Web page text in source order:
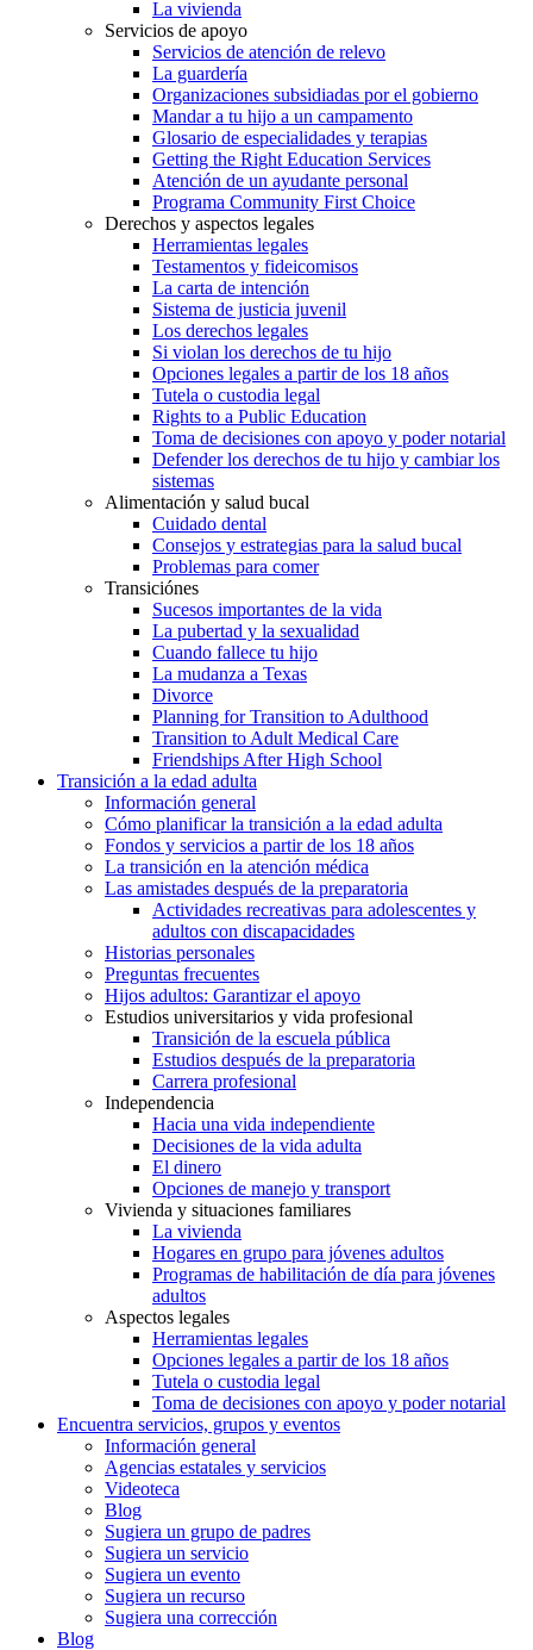
La vivienda
Servicios de apoyo
Servicios de atención de relevo
La guardería
Organizaciones subsidiadas por el gobierno
Mandar a tu hijo a un campamento
Glosario de especialidades y terapias
Getting the Right Education Services
Atención de un ayudante personal
Programa Community First Choice
Derechos y aspectos legales
Herramientas legales
Testamentos y fideicomisos
La carta de intención
Sistema de justicia juvenil
Los derechos legales
Si violan los derechos de tu hijo
Opciones legales a partir de los 18 años
Tutela o custodia legal
Rights to a Public Education
Toma de decisiones con apoyo y poder notarial
Defender los derechos de tu hijo y cambiar los
sistemas
Alimentación y salud bucal
Cuidado dental
Consejos y estrategias para la salud bucal
Problemas para comer
Transiciónes
Sucesos importantes de la vida
La pubertad y la sexualidad
Cuando fallece tu hijo
La mudanza a Texas
Divorce
Planning for Transition to Adulthood
Transition to Adult Medical Care
Friendships After High School
Transición a la edad adulta
Información general
Cómo planificar la transición a la edad adulta
Fondos y servicios a partir de los 18 años
La transición en la atención médica
Las amistades después de la preparatoria
Actividades recreativas para adolescentes y
adultos con discapacidades
Historias personales
Preguntas frecuentes
Hijos adultos: Garantizar el apoyo
Estudios universitarios y vida profesional
Transición de la escuela pública
Estudios después de la preparatoria
Carrera profesional
Independencia
Hacia una vida independiente
Decisiones de la vida adulta
El dinero
Opciones de manejo y transport
Vivienda y situaciones familiares
La vivienda
Hogares en grupo para jóvenes adultos
Programas de habilitación de día para jóvenes
adultos
Aspectos legales
Herramientas legales
Opciones legales a partir de los 18 años
Tutela o custodia legal
Toma de decisiones con apoyo y poder notarial
Encuentra servicios, grupos y eventos
Información general
Agencias estatales y servicios
Videoteca
Blog
Sugiera un grupo de padres
Sugiera un servicio
Sugiera un evento
Sugiera un recurso
Sugiera una corrección
Blog